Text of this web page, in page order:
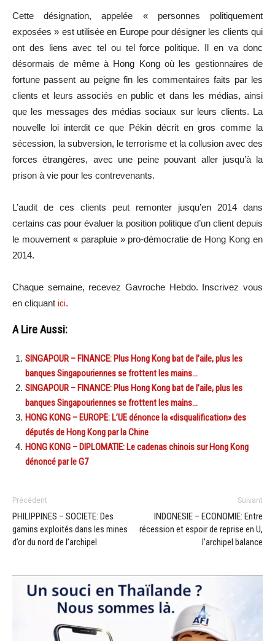
Cette désignation, appelée « personnes politiquement
exposées » est utilisée en Europe pour désigner les clients qui
ont des liens avec tel ou tel force politique. Il en va donc
désormais de même à Hong Kong où les gestionnaires de
fortune passent au peigne fin les commentaires faits par les
clients et leurs associés en public et dans les médias, ainsi
que les messages des médias sociaux sur leurs clients. La
nouvelle loi interdit ce que Pékin décrit en gros comme la
sécession, la subversion, le terrorisme et la collusion avec des
forces étrangères, avec une peine pouvant aller jusqu’à la
prison à vie pour les contrevenants.
L’audit de ces clients peut remonter jusqu’en 2014 dans
certains cas pour évaluer la position politique d’un client depuis
le mouvement « parapluie » pro-démocratie de Hong Kong en
2014.
Chaque semaine, recevez Gavroche Hebdo. Inscrivez vous
en cliquant ici.
A Lire Aussi:
SINGAPOUR – FINANCE: Plus Hong Kong bat de l’aile, plus les
banques Singapouriennes se frottent les mains…
SINGAPOUR – FINANCE: Plus Hong Kong bat de l’aile, plus les
banques Singapouriennes se frottent les mains…
HONG KONG – EUROPE: L’UE dénonce la «disqualification» des
députés de Hong Kong par la Chine
HONG KONG – DIPLOMATIE: Le cadenas chinois sur Hong Kong
dénoncé par le G7
Précédent
PHILIPPINES – SOCIETE: Des
gamins exploités dans les mines
d’or du nord de l’archipel
Suivant
INDONESIE – ECONOMIE: Entre
récession et espoir de reprise en U,
l’archipel balance